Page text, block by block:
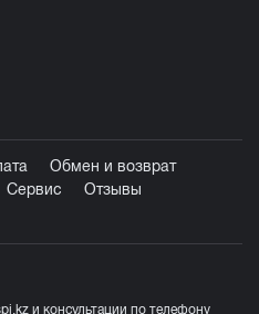
Обмен и возврат
Сервис
Отзывы
и консультации по телефону